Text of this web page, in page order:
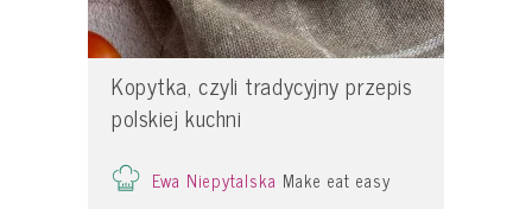
Kopytka, czyli tradycyjny przepis
polskiej kuchni
Ewa Niepytalska Make eat easy